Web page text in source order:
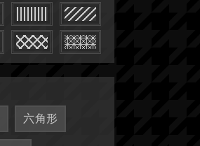
六角形